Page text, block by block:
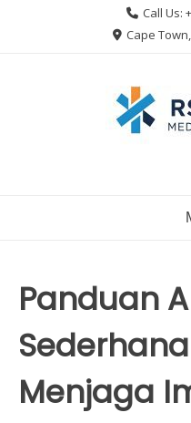
Call Us:
Cape
Panduan
Menjaga